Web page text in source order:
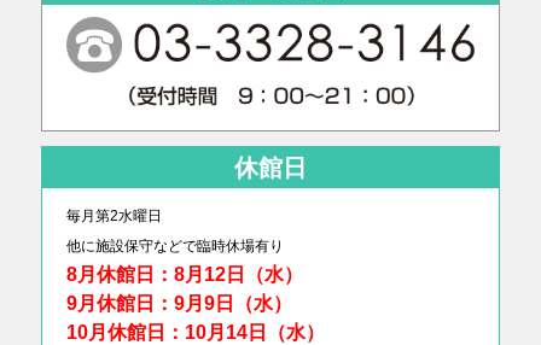
休館日
毎月第2水曜日
他に施設保守などで臨時休場有り
8月休館日：8月12日（水）
9月休館日：9月9日（水）
10月休館日：10月14日（水）